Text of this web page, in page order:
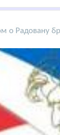
о Радовану